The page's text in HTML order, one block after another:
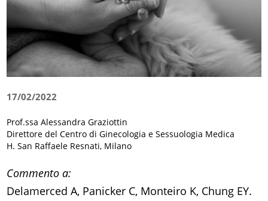
17/02/2022
Prof.ssa Alessandra Graziottin
Direttore del Centro di Ginecologia e Sessuologia Medica
H. San Raffaele Resnati, Milano
Commento a:
Delamerced A, Panicker C, Monteiro K, Chung EY.